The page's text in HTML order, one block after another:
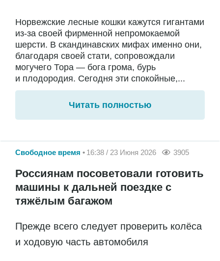
Норвежские лесные кошки кажутся гигантами
из-за своей фирменной непромокаемой
шерсти. В скандинавских мифах именно они,
благодаря своей стати, сопровождали
могучего Тора — бога грома, бурь
и плодородия. Сегодня эти спокойные,...
Читать полностью
Свободное время 16:38 / 23 Июня 2026 3905
Россиянам посоветовали готовить
машины к дальней поездке с
тяжёлым багажом
Прежде всего следует проверить колёса
и ходовую часть автомобиля